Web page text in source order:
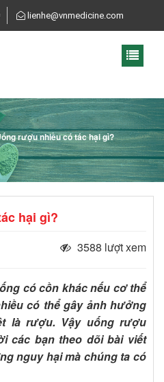
lienhe@vnmedicine.com
rượu nhiều có tác hại gì?
hại gì?
3588 lượt xem
có cồn khác nếu cơ thể
có thể gây ảnh hưởng
là rượu. Vậy uống rượu
các bạn theo dõi bài viết
nguy hại mà chúng ta có